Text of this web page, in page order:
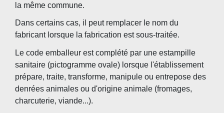
la même commune.
Dans certains cas, il peut remplacer le nom du
fabricant lorsque la fabrication est sous-traitée.
Le code emballeur est complété par une estampille
sanitaire (pictogramme ovale) lorsque l'établissement
prépare, traite, transforme, manipule ou entrepose des
denrées animales ou d'origine animale (fromages,
charcuterie, viande...).